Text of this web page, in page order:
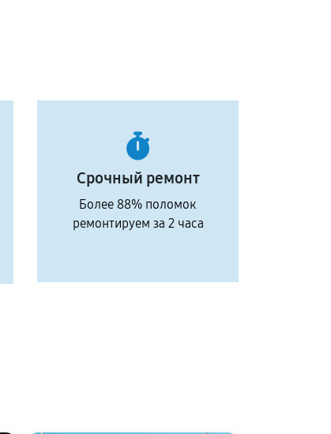
Срочный ремонт
Более 88% поломок
ремонтируем за 2 часа